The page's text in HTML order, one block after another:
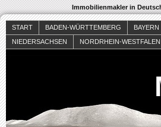
Immobilienmakler in
START BADEN-WÜRTTEMBERG BAYERN
NIEDERSACHSEN
NORDRHEIN-WESTFALEN